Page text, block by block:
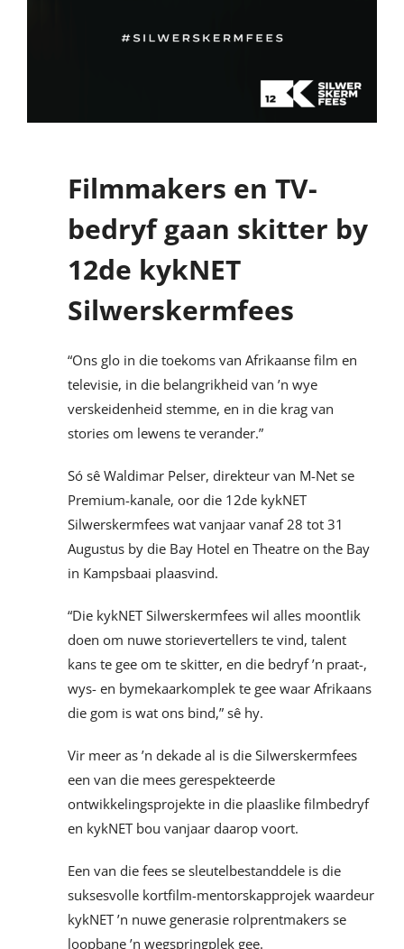
Filmmakers en TV-
bedryf gaan skitter by
12de kykNET
Silwerskermfees
“Ons glo in die toekoms van Afrikaanse film en
televisie, in die belangrikheid van ’n wye
verskeidenheid stemme, en in die krag van
stories om lewens te verander.”
Só sê Waldimar Pelser, direkteur van M-Net se
Premium-kanale, oor die 12de kykNET
Silwerskermfees wat vanjaar vanaf 28 tot 31
Augustus by die Bay Hotel en Theatre on the Bay
in Kampsbaai plaasvind.
“Die kykNET Silwerskermfees wil alles moontlik
doen om nuwe storievertellers te vind, talent
kans te gee om te skitter, en die bedryf ’n praat-,
wys- en bymekaarkomplek te gee waar Afrikaans
die gom is wat ons bind,” sê hy.
Vir meer as ’n dekade al is die Silwerskermfees
een van die mees gerespekteerde
ontwikkelingsprojekte in die plaaslike filmbedryf
en kykNET bou vanjaar daarop voort.
Een van die fees se sleutelbestanddele is die
suksesvolle kortfilm-mentorskapprojek waardeur
kykNET ’n nuwe generasie rolprentmakers se
loopbane ’n wegspringplek gee.